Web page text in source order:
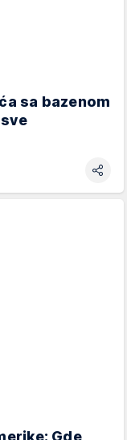
sa bazenom
Gde